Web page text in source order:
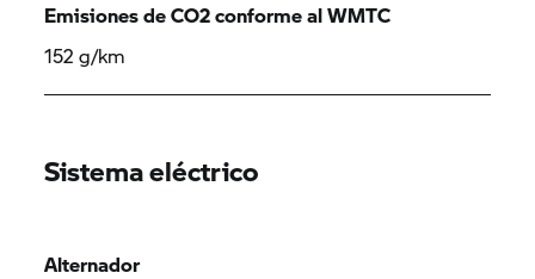
Emisiones de CO2 conforme al WMTC
152 g/km
Sistema eléctrico
Alternador